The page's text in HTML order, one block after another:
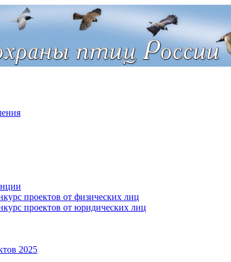
проектов от физических лиц
проектов от юридических лиц
2025